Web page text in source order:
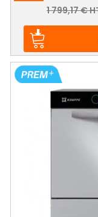
Prix
1 799,17 €